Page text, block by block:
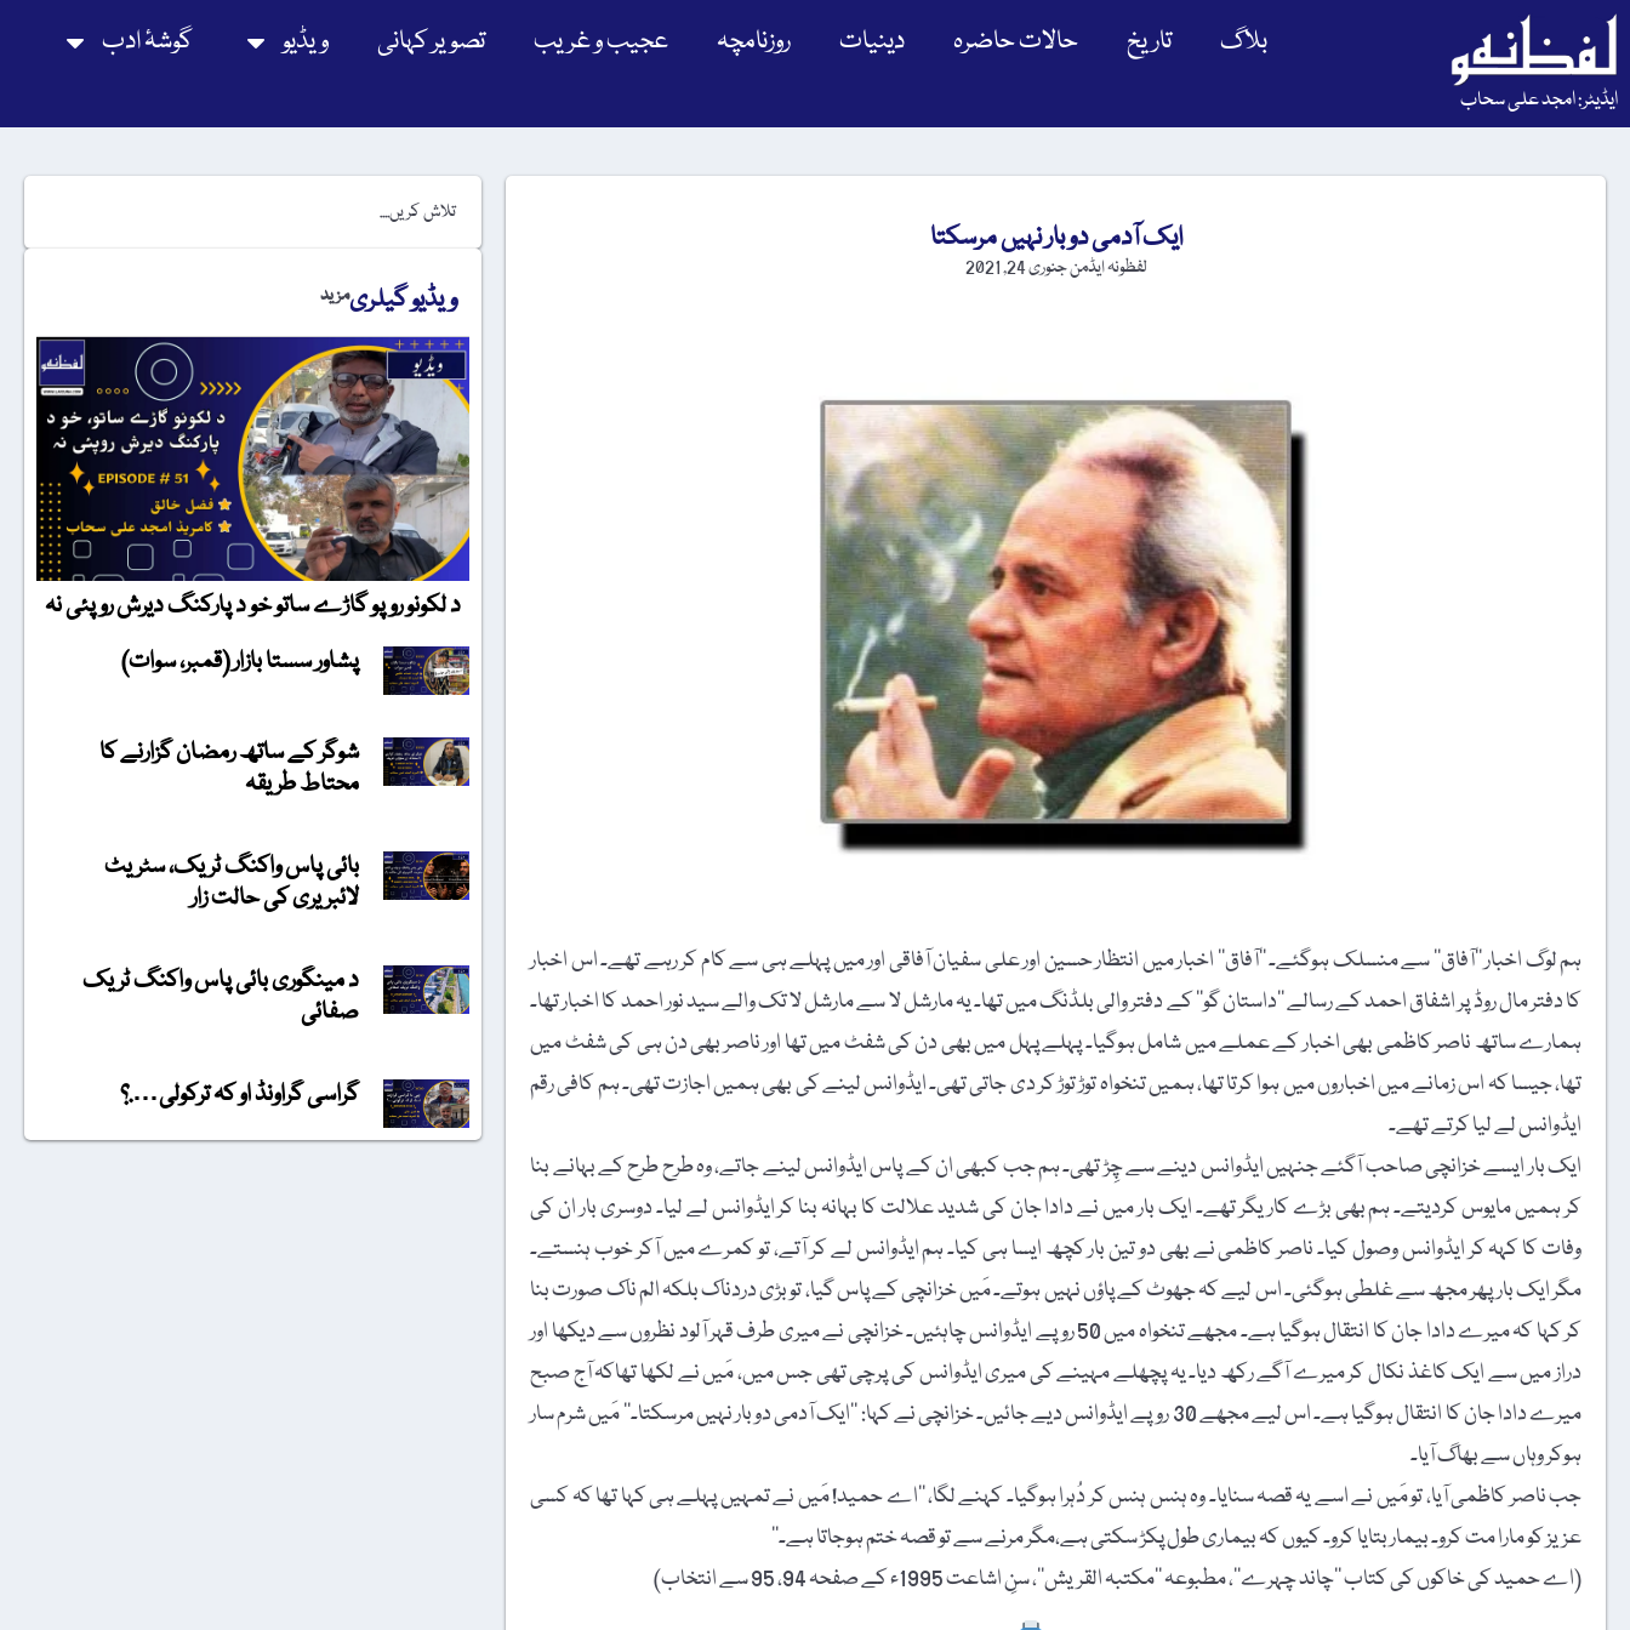
ایڈیٹر: امجد علی سحاب
بلاگ تاریخ حالات حاضرہ دینیات روزنامچہ عجیب و غریب تصویر کہانی ویڈیو گوشۂ ادب
ایک آدمی دو بار نہیں مرسکتا
لفظونہ ایڈمنجنوری 24, 2021
ہم لوگ اخبار ’’آفاق‘‘ سے منسلک ہوگئے۔ ’’آفاق‘‘ اخبار میں انتظار حسین اور علی سفیان آفاقی اور میں پہلے ہی سے کام کر رہے تھے۔ اس اخبار
کا دفتر مال روڈ پر اشفاق احمد کے رسالے ’’داستان گو‘‘ کے دفتر والی بلڈنگ میں تھا۔ یہ مارشل لا سے مارشل لا تک والے سید نور احمد کا اخبار تھا۔
ہمارے ساتھ ناصر کاظمی بھی اخبار کے عملے میں شامل ہوگیا۔ پہلے پہل میں بھی دن کی شفٹ میں تھا اور ناصر بھی دن ہی کی شفٹ میں
تھا، جیسا کہ اس زمانے میں اخباروں میں ہوا کرتا تھا، ہمیں تنخواہ توڑ توڑ کر دی جاتی تھی۔ ایڈوانس لینے کی بھی ہمیں اجازت تھی۔ ہم کافی رقم
ایڈوانس لے لیا کرتے تھے۔
ایک بار ایسے خزانچی صاحب آگئے جنہیں ایڈوانس دینے سے چِڑ تھی۔ ہم جب کبھی ان کے پاس ایڈوانس لینے جاتے، وہ طرح طرح کے بہانے بنا
کر ہمیں مایوس کردیتے۔ ہم بھی بڑے کاریگر تھے۔ ایک بار میں نے دادا جان کی شدید علالت کا بہانہ بنا کر ایڈوانس لے لیا۔ دوسری بار ان کی
وفات کا کہہ کر ایڈوانس وصول کیا۔ ناصر کاظمی نے بھی دو تین بار کچھ ایسا ہی کیا۔ ہم ایڈوانس لے کر آتے، تو کمرے میں آکر خوب ہنستے۔
مگر ایک بار پھر مجھ سے غلطی ہوگئی۔ اس لیے کہ جھوٹ کے پاؤں نہیں ہوتے۔ مَیں خزانچی کے پاس گیا، تو بڑی دردناک بلکہ الم ناک صورت بنا
کر کہا کہ میرے دادا جان کا انتقال ہوگیا ہے۔ مجھے تنخواہ میں 50 روپے ایڈوانس چاہئیں۔ خزانچی نے میری طرف قہر آلود نظروں سے دیکھا اور
دراز میں سے ایک کاغذ نکال کر میرے آگے رکھ دیا۔ یہ پچھلے مہینے کی میری ایڈوانس کی پرچی تھی جس میں، مَیں نے لکھا تھاکہ آج صبح
میرے دادا جان کا انتقال ہوگیا ہے۔ اس لیے مجھے 30 روپے ایڈوانس دیے جائیں۔ خزانچی نے کہا: ’’ایک آدمی دو بار نہیں مرسکتا۔‘‘ مَیں شرم سار
ہوکر وہاں سے بھاگ آیا۔
جب ناصر کاظمی آیا، تو مَیں نے اسے یہ قصہ سنایا۔ وہ ہنس ہنس کر دُہرا ہوگیا۔ کہنے لگا، ’’اے حمید! مَیں نے تمہیں پہلے ہی کہا تھا کہ کسی
عزیز کو مارا مت کرو۔ بیمار بتایا کرو۔ کیوں کہ بیماری طول پکڑ سکتی ہے،مگر مرنے سے تو قصہ ختم ہوجاتا ہے۔‘‘
(اے حمید کی خاکوں کی کتاب ’’چاند چہرے‘‘، مطبوعہ ’’مکتبہ القریش‘‘، سنِ اشاعت 1995ء کے صفحہ 94، 95 سے انتخاب)
ویڈیو گیلریمزید
د لکونو روپو گاڑے ساتو خو د پارکنگ دیرش روپئی نہ
پشاور سستا بازار (قمبر، سوات)
شوگر کے ساتھ رمضان گزارنے کا
محتاط طریقہ
بائی پاس واکنگ ٹریک، سٹریٹ
لائبریری کی حالت زار
د مینگوری بائی پاس واکنگ ٹریک
صفائی
گراسی گراونڈ او کہ ترکولی….؟